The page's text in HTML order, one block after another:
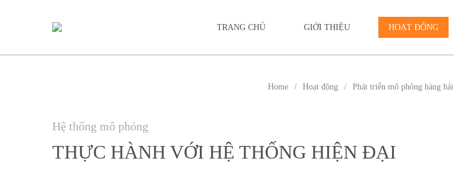
TRANG CHỦ GIỚI THIỆU HOẠT ĐỘNG
Home Hoạt động Phát triển mô phỏng hàng hải
Hệ thống mô phỏng
THỰC HÀNH VỚI HỆ THỐNG HIỆN ĐẠI